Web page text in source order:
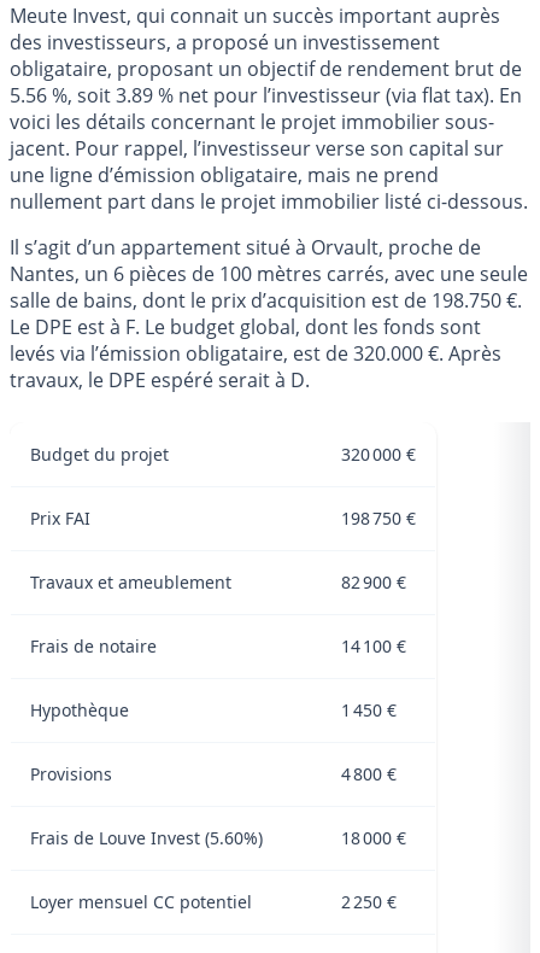
Meute Invest, qui connait un succès important auprès
des investisseurs, a proposé un investissement
obligataire, proposant un objectif de rendement brut de
5.56 %, soit 3.89 % net pour l’investisseur (via flat tax). En
voici les détails concernant le projet immobilier sous-
jacent. Pour rappel, l’investisseur verse son capital sur
une ligne d’émission obligataire, mais ne prend
nullement part dans le projet immobilier listé ci-dessous.
Il s’agit d’un appartement situé à Orvault, proche de
Nantes, un 6 pièces de 100 mètres carrés, avec une seule
salle de bains, dont le prix d’acquisition est de 198.750 €.
Le DPE est à F. Le budget global, dont les fonds sont
levés via l’émission obligataire, est de 320.000 €. Après
travaux, le DPE espéré serait à D.
Budget du projet 320 000 €
Prix FAI 198 750 €
Travaux et ameublement 82 900 €
Frais de notaire 14 100 €
Hypothèque 1 450 €
Provisions 4 800 €
Frais de Louve Invest (5.60%) 18 000 €
Loyer mensuel CC potentiel 2 250 €